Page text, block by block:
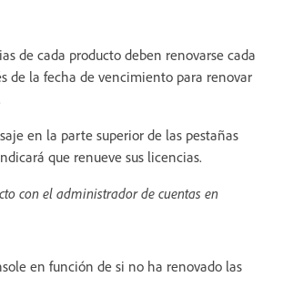
de cada producto deben renovarse cada
de la fecha de vencimiento para renovar
en la parte superior de las pestañas
que renueve sus licencias.
con el administrador de cuentas en
en función de si no ha renovado las